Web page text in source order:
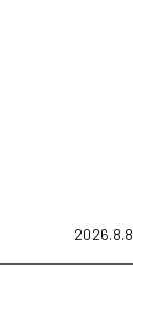
2026.8.8